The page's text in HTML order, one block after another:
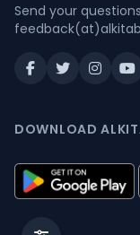
Send your
DOWNLOAD